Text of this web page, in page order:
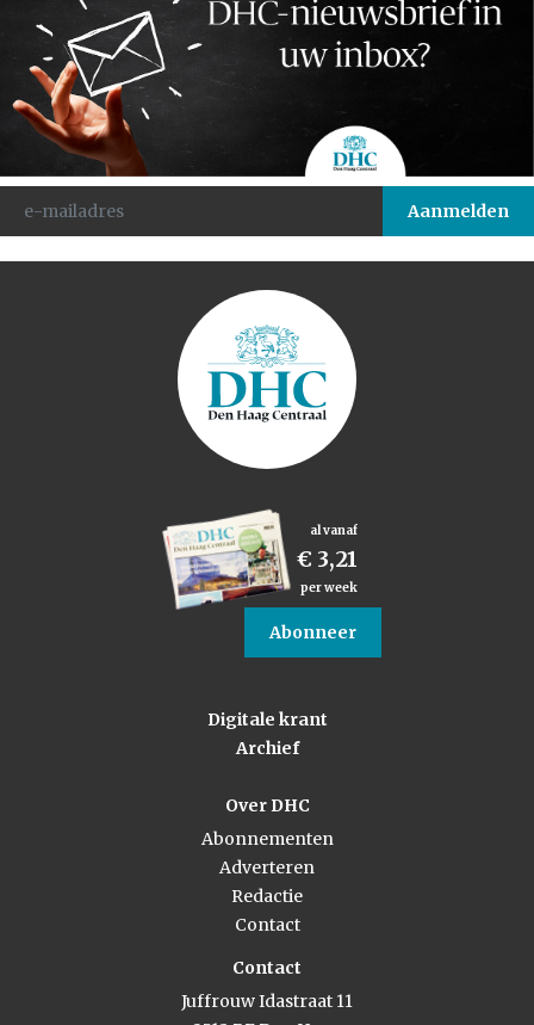
al vanaf
€ 3,21
per week
Abonneer
Digitale krant
Archief
Over DHC
Abonnementen
Adverteren
Redactie
Contact
Contact
Juffrouw Idastraat 11